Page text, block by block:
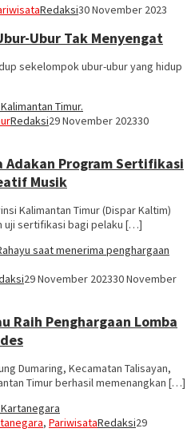
Redaksi30 November 2023
Ubur Tak Menyengat
sekelompok ubur-ubur yang hidup
Redaksi29 November 202330
Adakan Program Sertifikasi
Musik
Kalimantan Timur (Dispar Kaltim)
uji sertifikasi bagi pelaku […]
29 November 202330 November
Raih Penghargaan Lomba
Dumaring, Kecamatan Talisayan,
Timur berhasil memenangkan […]
, PariwisataRedaksi29